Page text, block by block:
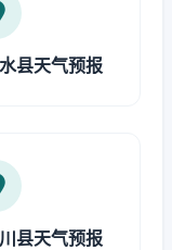
县天气预报
县天气预报